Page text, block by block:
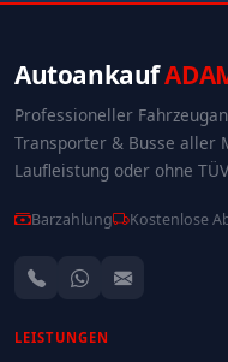
Autoankauf
Professioneller
Transporter & Busse aller
Laufleistung oder ohne
Barzahlung Kostenlose
LEISTUNGEN